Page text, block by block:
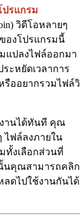
ปรแกรม
วิดีโอหลายๆ
องโปรแกรมนี้
แปลงไฟล์ออกมา
ะหยัดเวลาการ
รืออยากรวมไฟล์วิ
งานได้ทันที คุณ
ไฟล์ลงภายใน
ทั้งเลือกส่วนที่
นั้นคุณสามารถคลิก
ลดไปใช้งานกันได้